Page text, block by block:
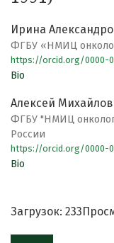
Ирина
ФГБУ «НМИЦ
https://orcid.org/0000-
Bio
Алексей
ФГБУ "НМИЦ
России
https://orcid.org/0000-
Bio
Загрузок: 233